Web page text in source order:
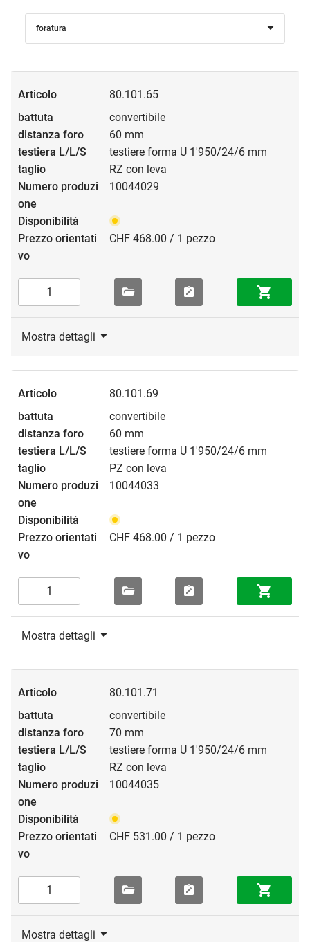
foratura
80.101.65
convertibile
60 mm
testiere forma U 1'950/24/6 mm
RZ con leva
10044029
CHF 468.00 / 1 pezzo
Mostra dettagli
80.101.69
convertibile
60 mm
testiere forma U 1'950/24/6 mm
PZ con leva
10044033
CHF 468.00 / 1 pezzo
Mostra dettagli
80.101.71
convertibile
70 mm
testiere forma U 1'950/24/6 mm
RZ con leva
10044035
CHF 531.00 / 1 pezzo
Mostra dettagli